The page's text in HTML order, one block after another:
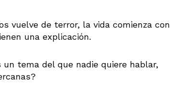
vuelve de terror, la vida comienza con
una explicación.
tema del que nadie quiere hablar,